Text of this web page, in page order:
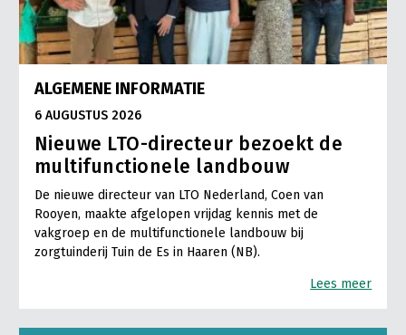
ALGEMENE INFORMATIE
6 AUGUSTUS 2026
Nieuwe LTO-directeur bezoekt de
multifunctionele landbouw
De nieuwe directeur van LTO Nederland, Coen van
Rooyen, maakte afgelopen vrijdag kennis met de
vakgroep en de multifunctionele landbouw bij
zorgtuinderij Tuin de Es in Haaren (NB).
Lees meer